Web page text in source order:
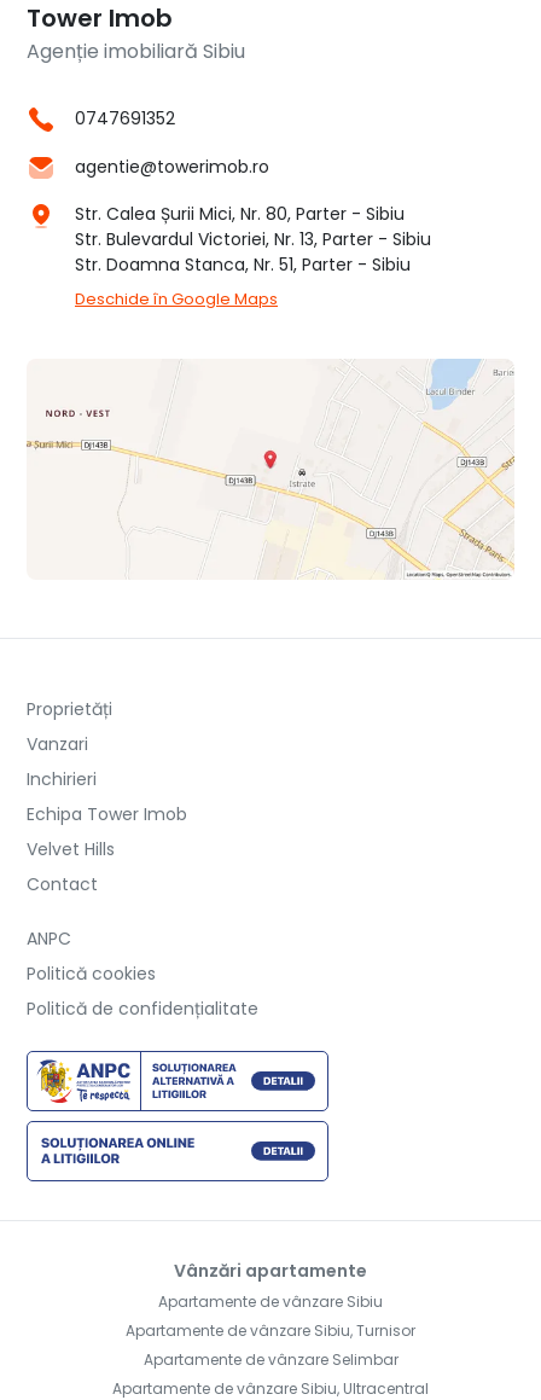
Tower Imob
Agenție imobiliară Sibiu
0747691352
agentie@towerimob.ro
Str. Calea Șurii Mici, Nr. 80, Parter - Sibiu
Str. Bulevardul Victoriei, Nr. 13, Parter - Sibiu
Str. Doamna Stanca, Nr. 51, Parter - Sibiu
Deschide în Google Maps
Proprietăți
Vanzari
Inchirieri
Echipa Tower Imob
Velvet Hills
Contact
ANPC
Politică cookies
Politică de confidențialitate
Vânzări apartamente
Apartamente de vânzare Sibiu
Apartamente de vânzare Sibiu, Turnisor
Apartamente de vânzare Selimbar
Apartamente de vânzare Sibiu, Ultracentral